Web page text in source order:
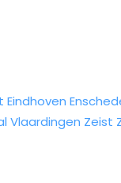
Eindhoven
Vlaardingen Zeist